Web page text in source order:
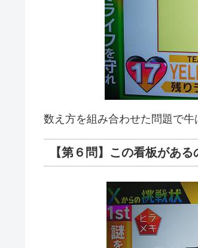
数え方を組み合わせた問題で牛
【第６問】この看板があ